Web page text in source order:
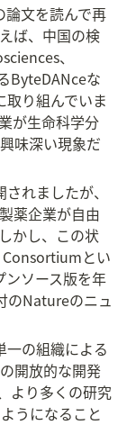
文を読んで再
ば、中国の検
、
ByteDANceな
り組んでいま
が生命科学分
味深い現象だ
れましたが、
薬企業が自由
かし、この状
とい
ソース版を年
のNatureのニュ
の組織による
開放的な開発
より多くの研究
うになること